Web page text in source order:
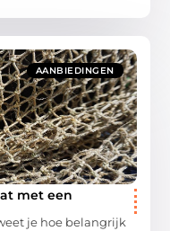
AANBIEDINGEN
met een
je hoe belangrijk